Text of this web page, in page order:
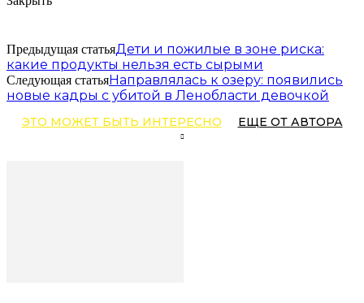
Предыдущая статьяДети и пожилые в зоне риска:
какие продукты нельзя есть сырыми
Следующая статьяНаправлялась к озеру: появились
новые кадры с убитой в Ленобласти девочкой
ЭТО МОЖЕТ БЫТЬ ИНТЕРЕСНО ЕЩЕ ОТ АВТОРА